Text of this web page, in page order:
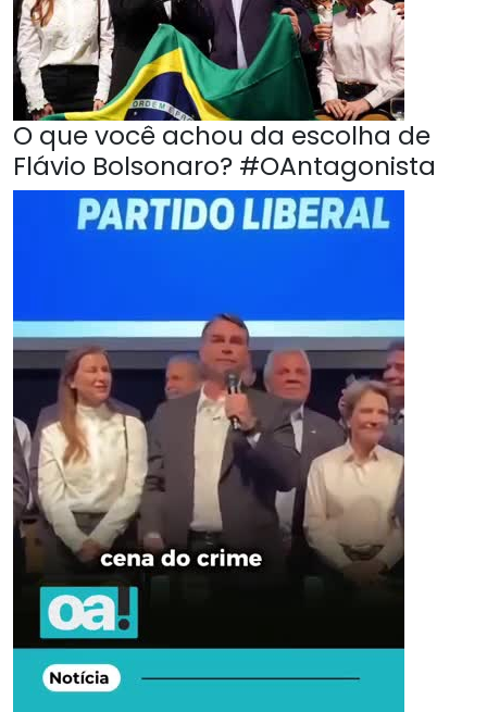
O que você achou da escolha de
Flávio Bolsonaro? #OAntagonista